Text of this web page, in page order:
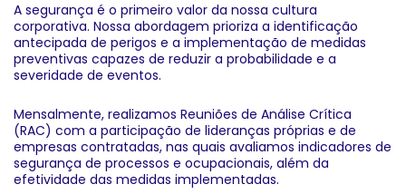
A segurança é o primeiro valor da nossa cultura
corporativa. Nossa abordagem prioriza a identificação
antecipada de perigos e a implementação de medidas
preventivas capazes de reduzir a probabilidade e a
severidade de eventos.
Mensalmente, realizamos Reuniões de Análise Crítica
(RAC) com a participação de lideranças próprias e de
empresas contratadas, nas quais avaliamos indicadores de
segurança de processos e ocupacionais, além da
efetividade das medidas implementadas.